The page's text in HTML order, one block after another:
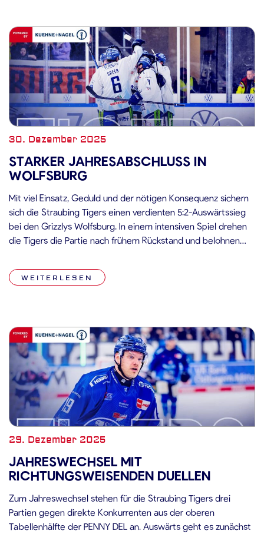
30. Dezember 2025
STARKER JAHRESABSCHLUSS IN
WOLFSBURG
Mit viel Einsatz, Geduld und der nötigen Konsequenz sichern
sich die Straubing Tigers einen verdienten 5:2-Auswärtssieg
bei den Grizzlys Wolfsburg. In einem intensiven Spiel drehen
die Tigers die Partie nach frühem Rückstand und belohnen
Punkten. Spiel Die Partie begann mit Vorteilen für die Grizzlys
Wolfsburg, die […]
WEITERLESEN
29. Dezember 2025
JAHRESWECHSEL MIT
RICHTUNGSWEISENDEN DUELLEN
Zum Jahreswechsel stehen für die Straubing Tigers drei
Partien gegen direkte Konkurrenten aus der oberen
Tabellenhälfte der PENNY DEL an. Auswärts geht es zunächst